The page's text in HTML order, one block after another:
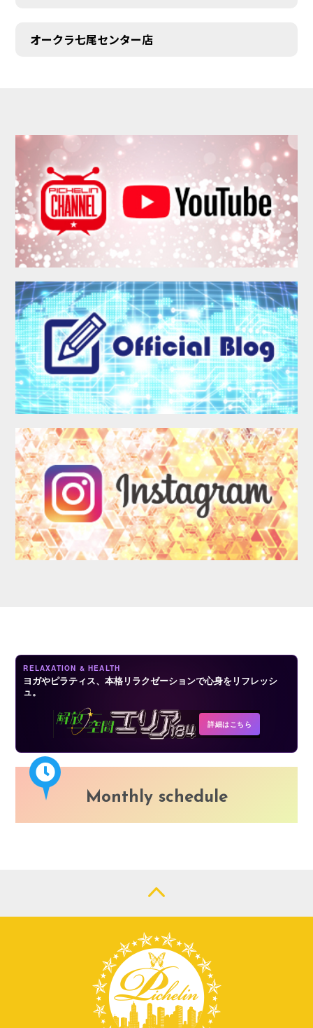
オークラ七尾センター店
RELAXATION & HEALTH
ヨガやピラティス、本格リラクゼーションで心身をリフレッシ
ュ。
詳細はこちら
Monthly schedule